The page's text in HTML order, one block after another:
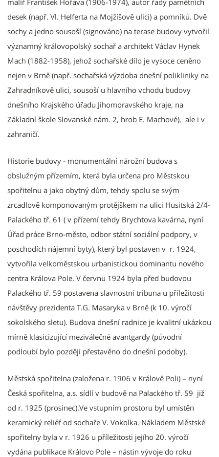
desek (např. Vl. Helferta na Mojžíšově ulici) a pomníků. Dvě
sochy a jedno sousoší (signováno) na terase budovy vytvořil
významný královopolský sochař a architekt Václav Hynek
Mach (1882-1958), jehož sochařské dílo je vysoce ceněno
nejen v Brně (např. sochařská výzdoba dnešní polikliniky na
Zahradníkově ulici, sousoší u hlavního vchodu budovy
dnešního Krajského úřadu Jihomoravského kraje, na
Základní škole Slovanské nám. 2, hrob E. Machové), ale i v
zahraničí.
Historie budovy - monumentální nárožní budova s
obslužným přízemím, která byla určena pro Městskou
spořitelnu a jako obytný dům, tehdy spolu se svým
zrcadlově komponovaným protějškem na ulici Husitská 2/4-
Palackého tř. 61 ( v přízemí tehdy Brychtova kavárna, nyní
Úřad práce Brno-město, odbor státní sociální podpory, v
poschodích nájemní byty), který byl postaven v r. 1924,
vytvořila velkoměstskou urbanistickou dominantu nového
centra Králova Pole. V červnu 1924 byla před budovou
Palackého tř. 59 postavena slavnostní tribuna u příležitosti
návštěvy prezidenta T.G. Masaryka v Brně (k 10. výročí
sokolského sletu). Budova dnešní radnice je kvalitní ukázkou
mírně klasicizující meziválečné avantgardy (původní
podloubí bylo později přestavěno do dnešní podoby).
Městská spořitelna (založena r. 1906 v Králově Poli) – nyní
Česká spořitelna, a.s. sídlí v budově na Palackého tř. 59 již
od r. 1925 (prosinec).Ve vstupním prostoru byl umístěn
keramický reliéf od sochaře V. Vokolka. Nákladem Městské
spořitelny byla v r. 1926 u příležitosti jejího 20. výročí
vydána publikace Královo Pole – nástin vývoje do roku